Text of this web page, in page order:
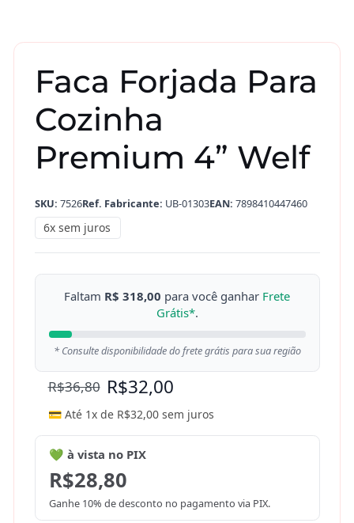
Faca Forjada Para
Cozinha
Premium 4” Welf
SKU: 7526Ref. Fabricante: UB-01303EAN: 7898410447460
6x sem juros
Faltam R$ 318,00 para você ganhar Frete
Grátis*.
* Consulte disponibilidade do frete grátis para sua região
R$36,80 R$32,00
💳 Até 1x de R$32,00sem juros
💚 à vista no PIX
R$28,80
Ganhe 10% de desconto no pagamento via PIX.